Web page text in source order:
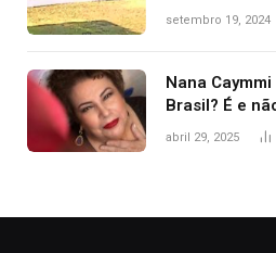
durante
setembro 19, 2024
Nana
Brasil? É e
abril 29, 2025